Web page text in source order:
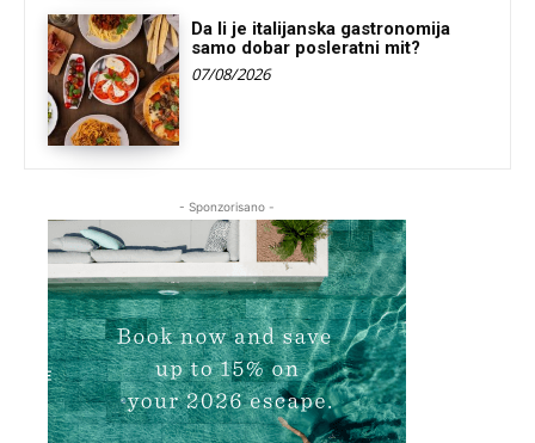
Da li je italijanska gastronomija
samo dobar posleratni mit?
07/08/2026
- Sponzorisano -